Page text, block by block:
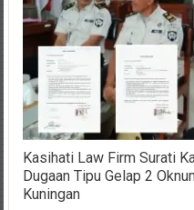
Kasihati Law Firm Surati
Dugaan Tipu Gelap 2
Kuningan